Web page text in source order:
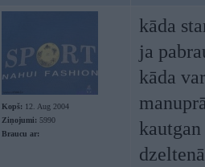
Kopš: 12. Aug 2004
Ziņojumi: 5990
Braucu ar:
kāda
ja
kāda